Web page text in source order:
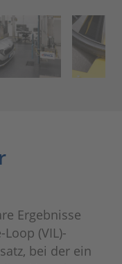
Ergebnisse
(VIL)-
bei der ein